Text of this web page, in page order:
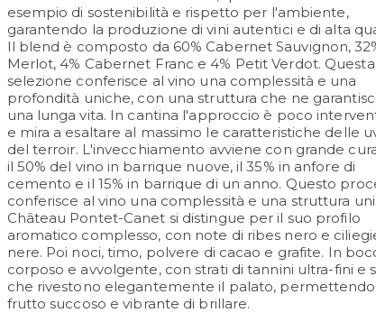
esempio di sostenibilità e rispetto per l'ambiente,
garantendo la produzione di vini autentici e di alta
Il blend è composto da 60% Cabernet Sauvignon,
Merlot, 4% Cabernet Franc e 4% Petit Verdot. Questa
selezione conferisce al vino una complessità e una
profondità uniche, con una struttura che ne
una lunga vita. In cantina l'approccio è poco
e mira a esaltare al massimo le caratteristiche delle
del terroir. L'invecchiamento avviene con grande
il 50% del vino in barrique nuove, il 35% in anfore di
cemento e il 15% in barrique di un anno. Questo
conferisce al vino una complessità e una struttura
Château Pontet-Canet si distingue per il suo profilo
aromatico complesso, con note di ribes nero e
nere. Poi noci, timo, polvere di cacao e grafite. In
corposo e avvolgente, con strati di tannini ultra-fini e
che rivestono elegantemente il palato,
frutto succoso e vibrante di brillare.